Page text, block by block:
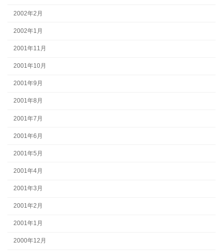
2002年2月
2002年1月
2001年11月
2001年10月
2001年9月
2001年8月
2001年7月
2001年6月
2001年5月
2001年4月
2001年3月
2001年2月
2001年1月
2000年12月